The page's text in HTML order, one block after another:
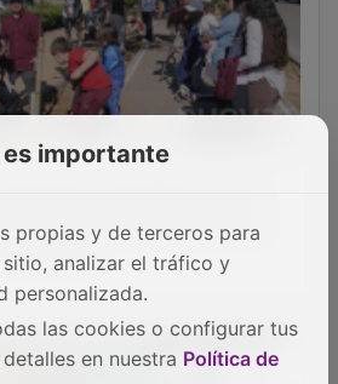
decenas de familias en una
municipio
importante
propias y de terceros para
analizar el tráfico y
personalizada.
las cookies o configurar tus
en nuestra Política de